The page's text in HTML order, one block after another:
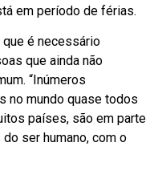
em período de férias.
é necessário
que ainda não
“Inúmeros
no mundo quase todos
países, são em parte
ser humano, com o